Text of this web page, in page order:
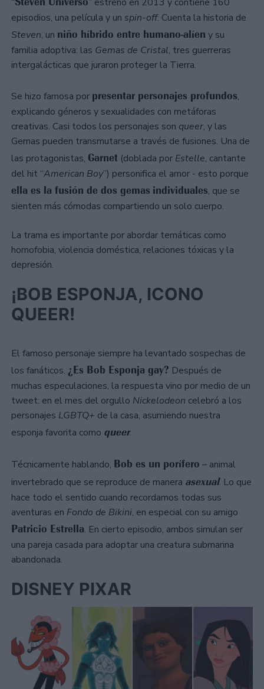
episodios, una película y un spin-off. Cuenta la historia de
Steven, un niño híbrido entre humano-alíen y su
familia adoptiva: las Gemas de Cristal, tres guerreras
intergalácticas que juraron proteger la Tierra.
Se hizo famosa por presentar personajes profundos,
explicando géneros y sexualidades con metáforas
creativas. Casi todos los personajes son queer, y las
Gemas pueden transmutarse a través de fusiones. Una de
las protagonistas, Garnet (doblada por Estelle, cantante
del hit “American Boy”) personifica el amor - esto porque
ella es la fusión de dos gemas individuales, que se
sienten más cómodas compartiendo un solo cuerpo.
La trama es importante por abordar temáticas como
homofobia, violencia doméstica, relaciones tóxicas y la
depresión.
¡BOB ESPONJA, ICONO
QUEER!
El famoso personaje siempre ha levantado sospechas de
los fanáticos. ¿Es Bob Esponja gay? Después de
muchas especulaciones, la respuesta vino por medio de un
tweet: en el mes del orgullo Nickelodeon celebró a los
personajes LGBTQ+ de la casa, asumiendo nuestra
esponja favorita como queer.
Técnicamente hablando, Bob es un porífero – animal
invertebrado que se reproduce de manera asexual. Lo que
hace todo el sentido cuando recordamos todas sus
aventuras en Fondo de Bikini, en especial con su amigo
Patricio Estrella. En cierto episodio, ambos simulan ser
una pareja casada para adoptar una creatura submarina
abandonada.
DISNEY PIXAR